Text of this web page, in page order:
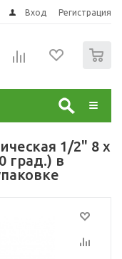
Вход Регистрация
1/2" 8 х
град.) в